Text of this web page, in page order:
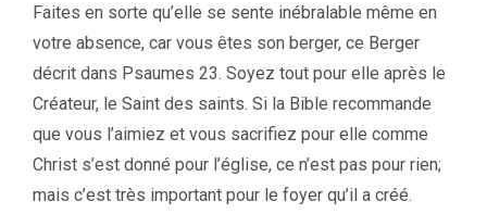
Faites en sorte qu’elle se sente inébralable même en
votre absence, car vous êtes son berger, ce Berger
décrit dans Psaumes 23. Soyez tout pour elle après le
Créateur, le Saint des saints. Si la Bible recommande
que vous l’aimiez et vous sacrifiez pour elle comme
Christ s’est donné pour l’église, ce n’est pas pour rien;
mais c’est très important pour le foyer qu’il a créé.